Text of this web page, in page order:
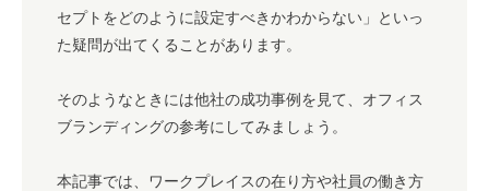
セプトをどのように設定すべきかわからない」といっ
た疑問が出てくることがあります。
そのようなときには他社の成功事例を見て、オフィス
ブランディングの参考にしてみましょう。
本記事では、ワークプレイスの在り方や社員の働き方